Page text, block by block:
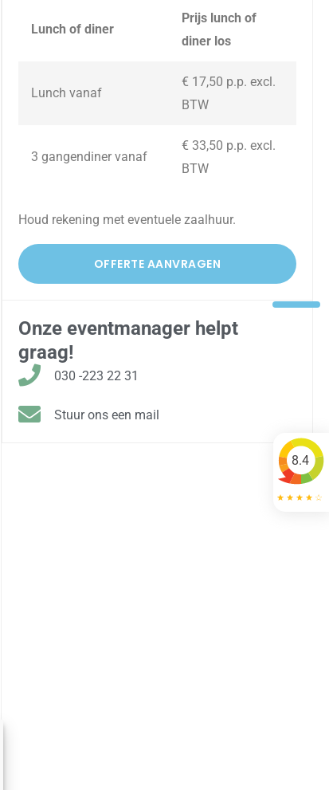
Lunch of diner
Prijs lunch of
diner los
Lunch vanaf
€ 17,50 p.p. excl.
BTW
3 gangendiner vanaf
€ 33,50 p.p. excl.
BTW
Houd rekening met eventuele zaalhuur.
OFFERTE AANVRAGEN
Onze eventmanager helpt
graag!
030 -223 22 31
Stuur ons een mail
8.4